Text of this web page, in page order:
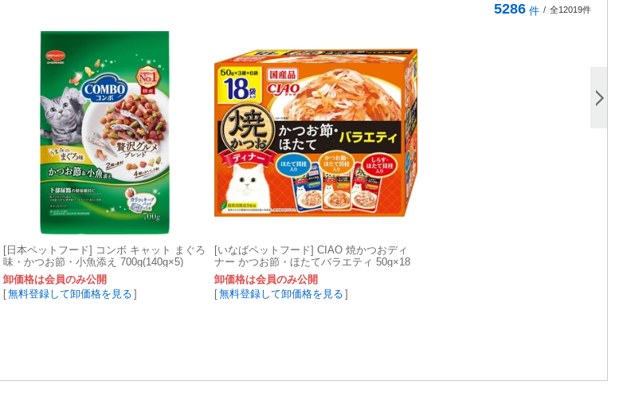
5286 件 / 全12019件
[日本ペットフード] コンボ キャット まぐろ
味・かつお節・小魚添え 700g(140g×5)
卸価格は会員のみ公開
[無料登録して卸価格を見る ]
[いなばペットフード] CIAO 焼かつおディ
ナー かつお節・ほたてバラエティ 50g×18
袋
卸価格は会員のみ公開
[無料登録して卸価格を見る ]